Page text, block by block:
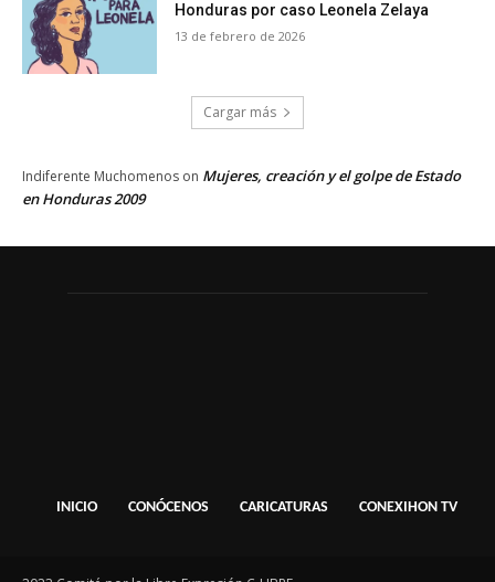
Honduras por caso Leonela Zelaya
13 de febrero de 2026
Cargar más
Indiferente Muchomenos on Mujeres, creación y el golpe de Estado
en Honduras 2009
INICIO CONÓCENOS CARICATURAS CONEXIHON TV